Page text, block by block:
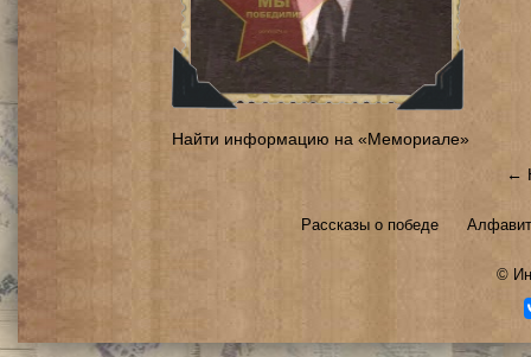
Найти информацию на «Мемориале»
←
Рассказы о победе
©